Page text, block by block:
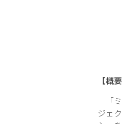
【概要
「
ジェ